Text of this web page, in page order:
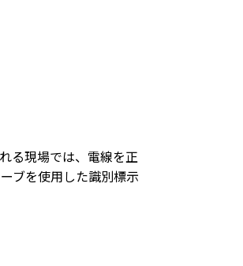
る現場では、電線を正
ブを使用した識別標示